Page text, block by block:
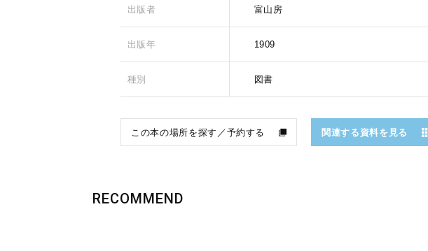
出版者 富山房
出版年 1909
種別 図書
この本の場所を探す／予約する 関連する資料を見る
RECOMMEND